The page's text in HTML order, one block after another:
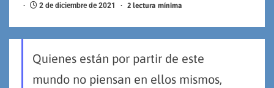
2 de diciembre de 2021 2 lectura mínima
Quienes están por partir de este
mundo no piensan en ellos mismos,